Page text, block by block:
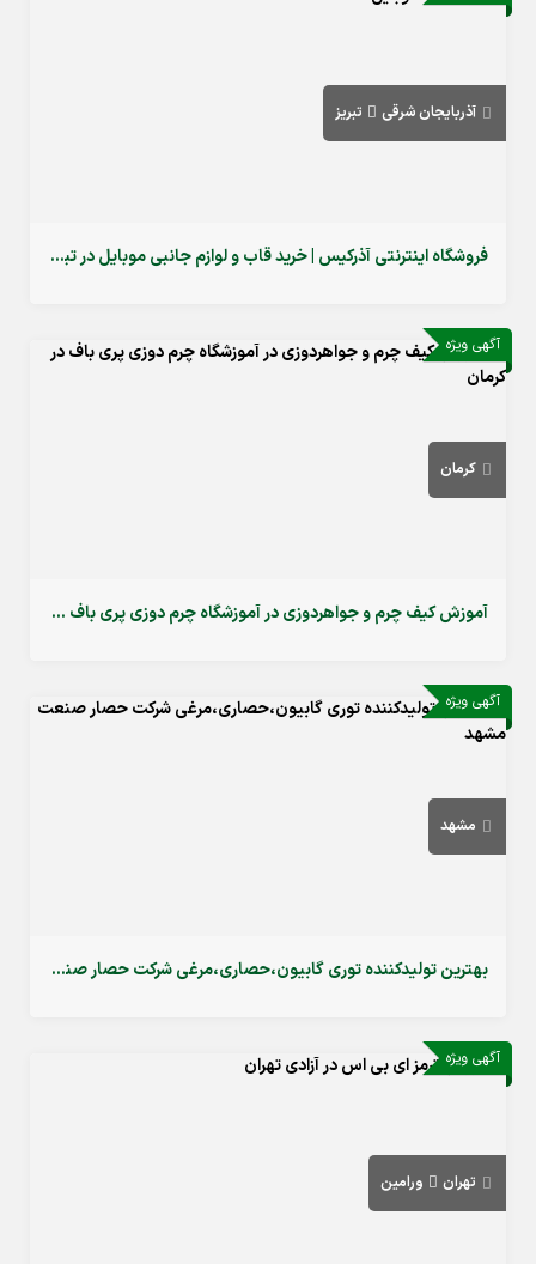
آذربایجان شرقی تبریز
فروشگاه اینترنتی آذرکیس | خرید قاب و لوازم جانبی موبایل در تبریز
آگهی ویژه
کرمان
آموزش کیف چرم و جواهردوزی در آموزشگاه چرم دوزی پری باف در کرمان
آگهی ویژه
مشهد
بهترین تولیدکننده توری گابیون،حصاری،مرغی شرکت حصار صنعت مشهد
آگهی ویژه
تهران ورامین